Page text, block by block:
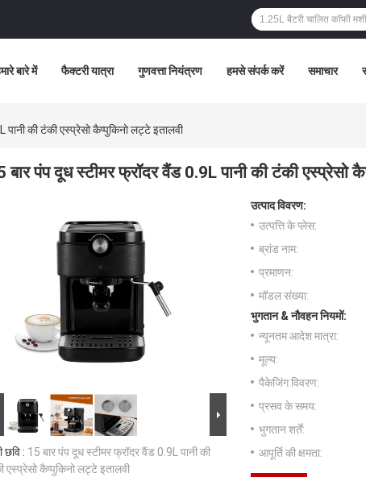
बारे में फैक्टरी यात्रा गुणवत्ता नियंत्रण हमसे संपर्क करें समाचार
की टंकी एस्प्रेसो कैप्पुकिनो लट्टे इतालवी
बार पंप दूध स्टीमर फ्रॉदर वैंड 0.9L पानी की टंकी एस्प्रेसो
छवि : 15 बार पंप दूध स्टीमर फ्रॉदर वैंड 0.9L पानी की
एस्प्रेसो कैप्पुकिनो लट्टे इतालवी
उत्पाद विवरण:
उत्पत्ति के प्लेस:
ब्रांड नाम:
प्रमाणन:
मॉडल संख्या:
भुगतान & नौवहन नियमों:
न्यूनतम आदेश मात्रा:
मूल्य:
पैकेजिंग विवरण:
प्रसव के समय:
भुगतान शर्तें:
आपूर्ति की क्षमता: